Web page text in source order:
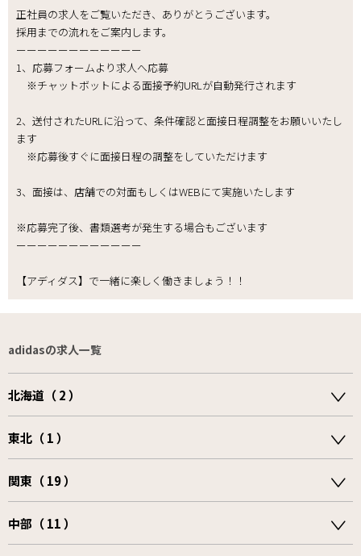
正社員の求人をご覧いただき、ありがとうございます。
採用までの流れをご案内します。
ーーーーーーーーーーーー
1、応募フォームより求人へ応募
※チャットボットによる面接予約URLが自動発行されます
2、送付されたURLに沿って、条件確認と面接日程調整をお願いいたし
ます
※応募後すぐに面接日程の調整をしていただけます
3、面接は、店舗での対面もしくはWEBにて実施いたします
※応募完了後、書類選考が発生する場合もございます
ーーーーーーーーーーーー
【アディダス】で一緒に楽しく働きましょう！！
adidasの求人一覧
北海道（ 2 ）
東北（ 1 ）
関東（ 19 ）
中部（ 11 ）